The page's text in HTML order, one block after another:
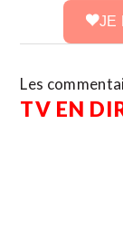
JE
Les
TV EN